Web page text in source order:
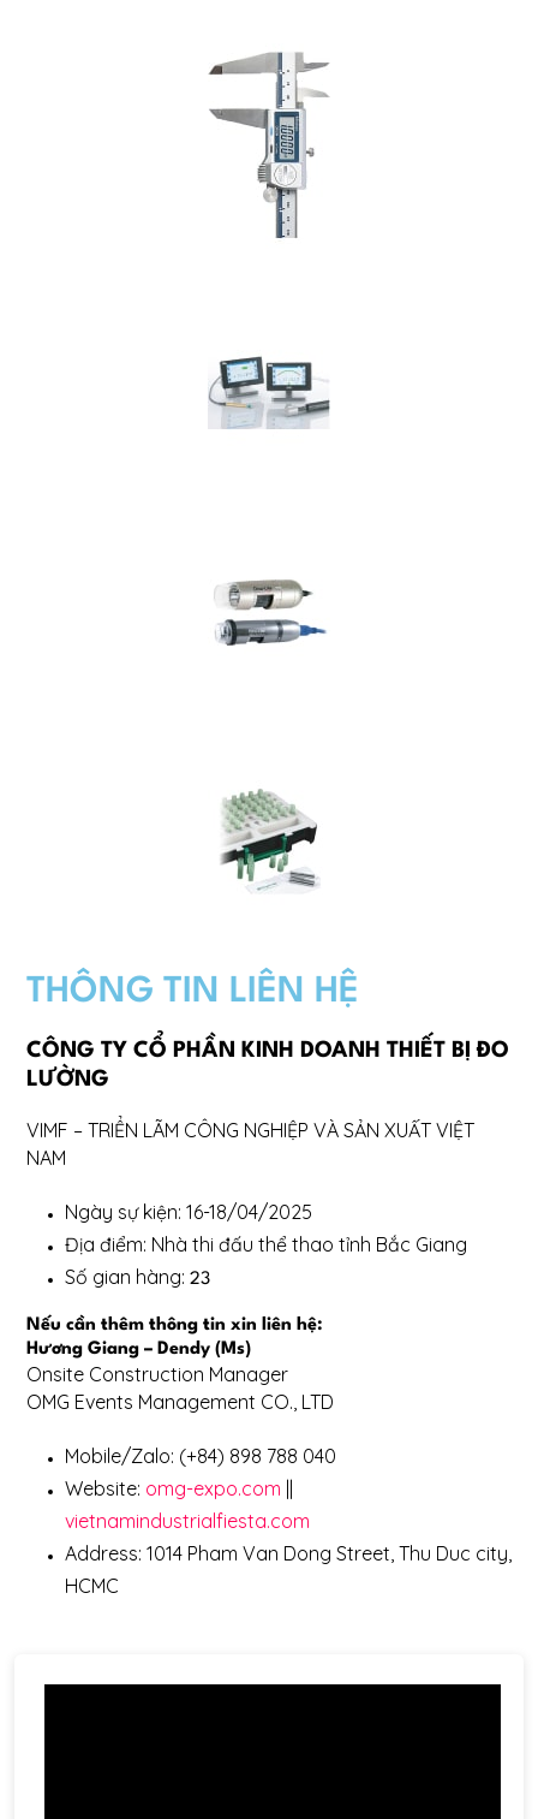
THÔNG TIN LIÊN HỆ
CÔNG TY CỔ PHẦN KINH DOANH THIẾT BỊ ĐO
LƯỜNG
VIMF – TRIỂN LÃM CÔNG NGHIỆP VÀ SẢN XUẤT VIỆT
NAM
Ngày sự kiện: 16-18/04/2025
Địa điểm: Nhà thi đấu thể thao tỉnh Bắc Giang
Số gian hàng: 23
Nếu cần thêm thông tin xin liên hệ:
Hương Giang – Dendy (Ms)
Onsite Construction Manager
OMG Events Management CO., LTD
Mobile/Zalo: (+84) 898 788 040
Website: omg-expo.com
vietnamindustrialfiesta.com
Address: 1014 Pham Van Dong Street, Thu Duc city,
HCMC